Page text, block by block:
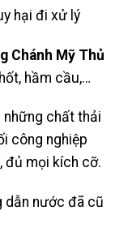
hại đi xử lý
Chánh Mỹ Thủ
hầm cầu,…
những chất thải
công nghiệp
đủ mọi kích cỡ.
dẫn nước đã cũ